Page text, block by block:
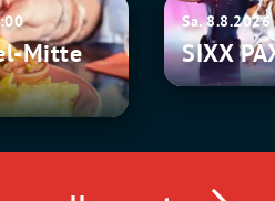
Mitte
SIXX
PAXX
Sa.
SIXX